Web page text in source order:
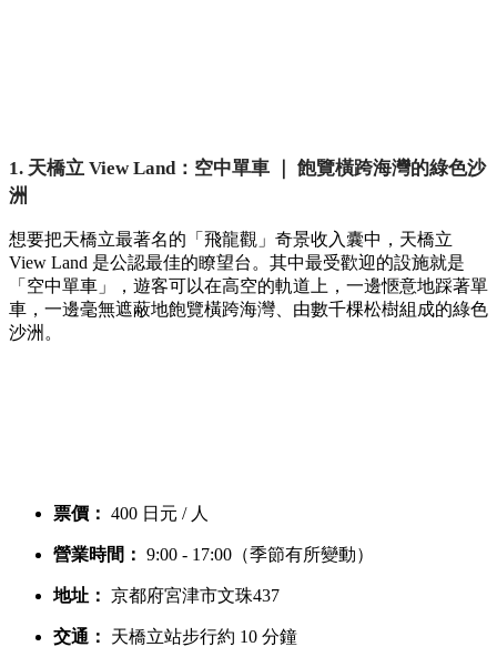
1. 天橋立 View Land：空中單車 ｜ 飽覽橫跨海灣的綠色沙
洲
想要把天橋立最著名的「飛龍觀」奇景收入囊中，天橋立
View Land 是公認最佳的瞭望台。其中最受歡迎的設施就是
「空中單車」，遊客可以在高空的軌道上，一邊愜意地踩著單
車，一邊毫無遮蔽地飽覽橫跨海灣、由數千棵松樹組成的綠色
沙洲。
票價： 400 日元 / 人
營業時間： 9:00 - 17:00（季節有所變動）
地址： 京都府宮津市文珠437
交通： 天橋立站步行約 10 分鐘